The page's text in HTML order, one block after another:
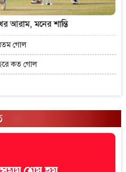
আরাম, মনের শান্তি
গোল
কত গোল